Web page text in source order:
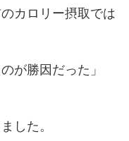
カロリー摂取では
が勝因だった」
した。